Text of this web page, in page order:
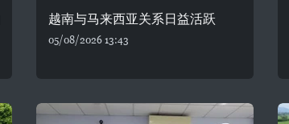
越南与马来西亚关系日益活跃
05/08/2026 13:43